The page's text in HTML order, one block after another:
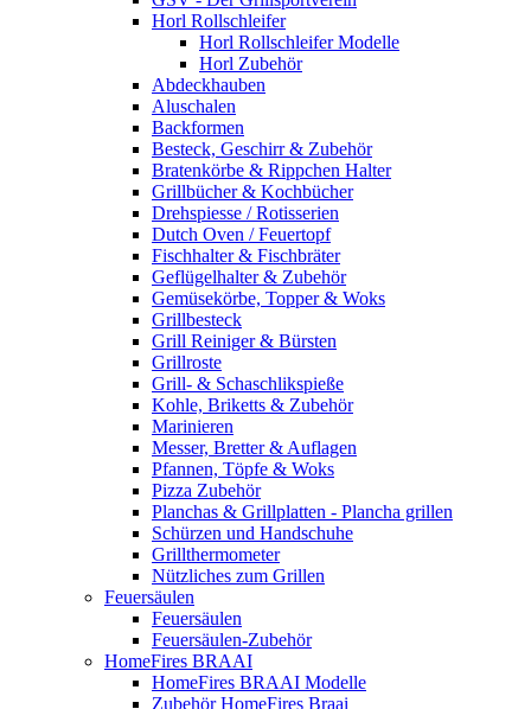
Horl Rollschleifer
Horl Rollschleifer Modelle
Horl Zubehör
Abdeckhauben
Aluschalen
Backformen
Besteck, Geschirr & Zubehör
Bratenkörbe & Rippchen Halter
Grillbücher & Kochbücher
Drehspiesse / Rotisserien
Dutch Oven / Feuertopf
Fischhalter & Fischbräter
Geflügelhalter & Zubehör
Gemüsekörbe, Topper & Woks
Grillbesteck
Grill Reiniger & Bürsten
Grillroste
Grill- & Schaschlikspieße
Kohle, Briketts & Zubehör
Marinieren
Messer, Bretter & Auflagen
Pfannen, Töpfe & Woks
Pizza Zubehör
Planchas & Grillplatten - Plancha grillen
Schürzen und Handschuhe
Grillthermometer
Nützliches zum Grillen
Feuersäulen
Feuersäulen
Feuersäulen-Zubehör
HomeFires BRAAI
HomeFires BRAAI Modelle
Zubehör HomeFires Braai